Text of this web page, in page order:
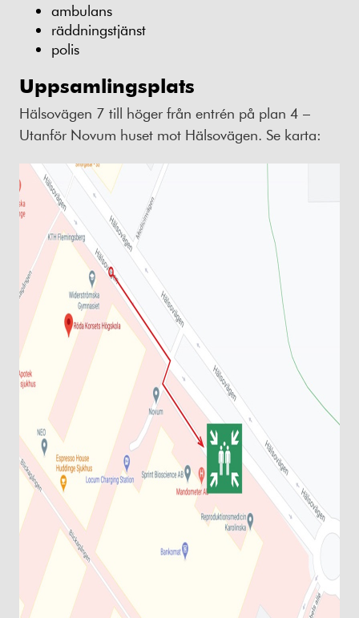
ambulans
räddningstjänst
polis
Uppsamlingsplats
Hälsovägen 7 till höger från entrén på plan 4 –
Utanför Novum huset mot Hälsovägen. Se karta: